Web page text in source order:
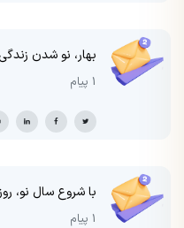
بهار، نو شدن
1 پیام
با شروع سال نو،
1 پیام